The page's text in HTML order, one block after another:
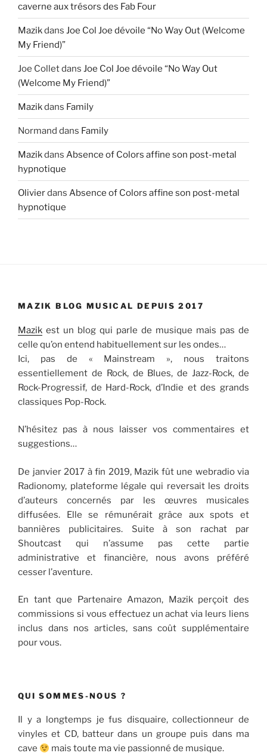
caverne aux trésors des Fab Four
Mazikdans Joe Col Joe dévoile “No Way Out (Welcome
My Friend)”
Joe Colletdans Joe Col Joe dévoile “No Way Out
(Welcome My Friend)”
Mazikdans Family
Normand dans Family
Mazikdans Absence of Colors affine son post-metal
hypnotique
Olivierdans Absence of Colors affine son post-metal
hypnotique
MAZIK BLOG MUSICAL DEPUIS 2017
Mazik est un blog qui parle de musique mais pas de
celle qu’on entend habituellement sur les ondes…
Ici, pas de « Mainstream », nous traitons
essentiellement de Rock, de Blues, de Jazz-Rock, de
Rock-Progressif, de Hard-Rock, d’Indie et des grands
classiques Pop-Rock.
N’hésitez pas à nous laisser vos commentaires et
suggestions…
De janvier 2017 à fin 2019, Mazik fût une webradio via
Radionomy, plateforme légale qui reversait les droits
d’auteurs concernés par les œuvres musicales
diffusées. Elle se rémunérait grâce aux spots et
bannières publicitaires. Suite à son rachat par
Shoutcast qui n’assume pas cette partie
administrative et financière, nous avons préféré
cesser l’aventure.
En tant que Partenaire Amazon, Mazik perçoit des
commissions si vous effectuez un achat via leurs liens
inclus dans nos articles, sans coût supplémentaire
pour vous.
QUI SOMMES-NOUS ?
Il y a longtemps je fus disquaire, collectionneur de
vinyles et CD, batteur dans un groupe puis dans ma
cave
mais toute ma vie passionné de musique.